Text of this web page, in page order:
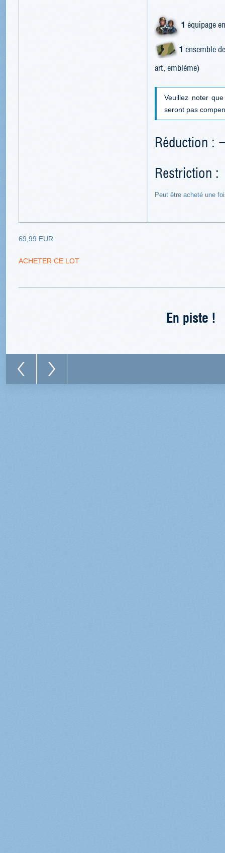
1 équipage
1 ensemble
art, emblème)
Veuillez noter
seront pas
Réduction :
Restriction :
Peut être acheté une
69,99 EUR
ACHETER CE LOT
En piste !